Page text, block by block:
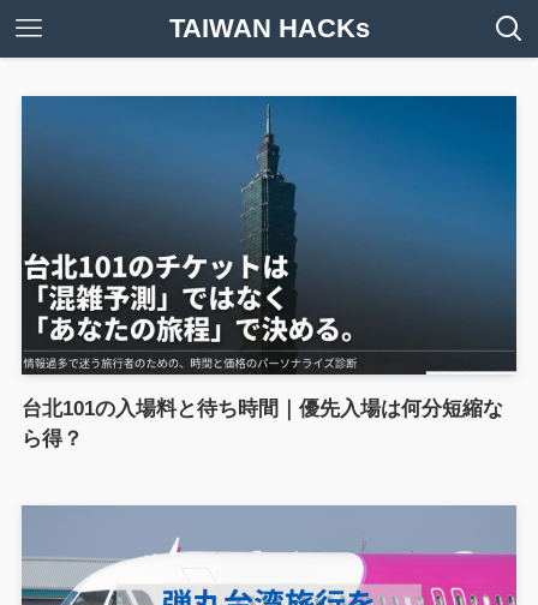
TAIWAN HACKs
台北101の入場料と待ち時間｜優先入場は何分短縮な
ら得？